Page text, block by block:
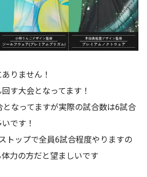
りません！
す大会となってます！
なってますが実際の試合数は6試合
です！
トップで全員6試合程度やりますの
力の方だと望ましいです